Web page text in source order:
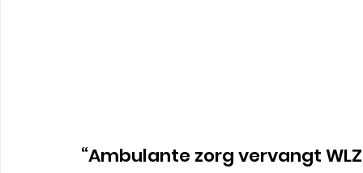
“Ambulante zorg vervangt